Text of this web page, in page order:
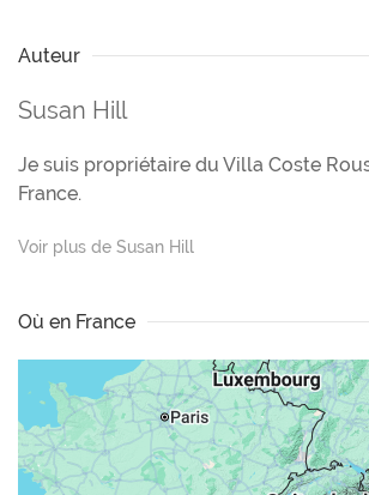
Auteur
Susan Hill
Je suis propriétaire du Villa Coste
France.
Voir plus de Susan Hill
Où en France